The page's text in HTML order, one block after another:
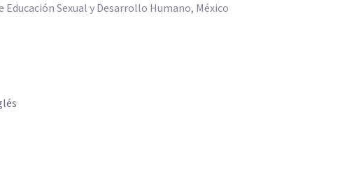
Educación Sexual y Desarrollo Humano, México